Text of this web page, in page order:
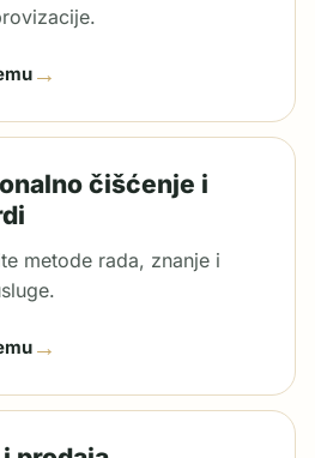
→
čišćenje i
metode rada, znanje i
→